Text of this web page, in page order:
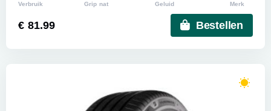
Verbruik Grip nat Geluid Merk
€ 81.99 Bestellen